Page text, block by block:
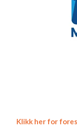
Klikk her for